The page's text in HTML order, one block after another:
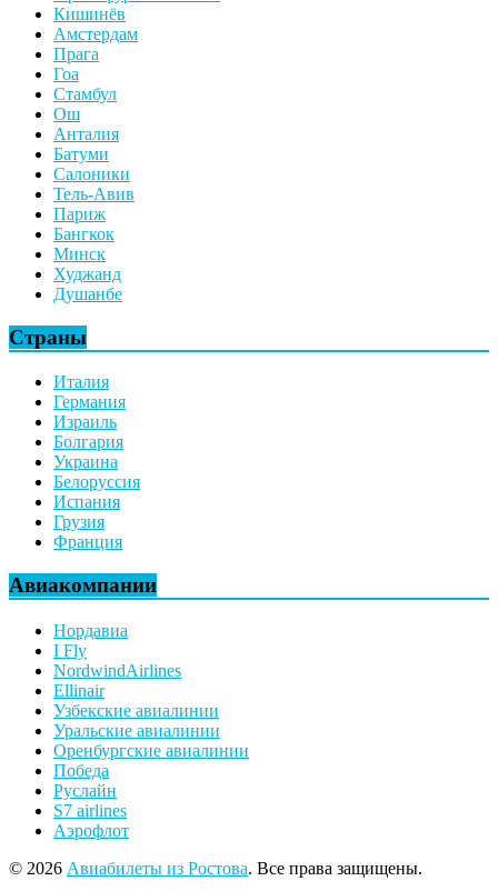
Кишинёв
Амстердам
Прага
Гоа
Стамбул
Ош
Анталия
Батуми
Салоники
Тель-Авив
Париж
Бангкок
Минск
Худжанд
Душанбе
Страны
Италия
Германия
Израиль
Болгария
Украина
Белоруссия
Испания
Грузия
Франция
Авиакомпании
Нордавиа
I Fly
NordwindAirlines
Ellinair
Узбекские авиалинии
Уральские авиалинии
Оренбургские авиалинии
Победа
Руслайн
S7 airlines
Аэрофлот
© 2026 Авиабилеты из Ростова. Все права защищены.